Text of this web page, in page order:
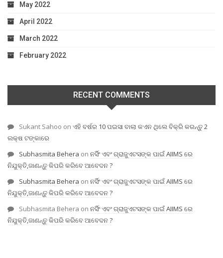
May 2022
April 2022
March 2022
February 2022
RECENT COMMENTS
Sukant Sahoo on ଏହି ବର୍ଷର 10 ପଇସା ବାଲା କଏନ ଥିଲେ ବିକ୍ରି କରନ୍ତୁ 2
ଲକ୍ଷ ଟଙ୍କାରେ
Subhasmita Behera on ନର୍ସିଂ ଏବଂ ଗ୍ରାଜୁଏଟସଙ୍କ ପାଇଁ AIIMS ରେ
ନିଯୁକ୍ତି,ଜାଣନ୍ତୁ କିପରି କରିବେ ଆବେଦନ ?
Subhasmita Behera on ନର୍ସିଂ ଏବଂ ଗ୍ରାଜୁଏଟସଙ୍କ ପାଇଁ AIIMS ରେ
ନିଯୁକ୍ତି,ଜାଣନ୍ତୁ କିପରି କରିବେ ଆବେଦନ ?
Subhasmita Behera on ନର୍ସିଂ ଏବଂ ଗ୍ରାଜୁଏଟସଙ୍କ ପାଇଁ AIIMS ରେ
ନିଯୁକ୍ତି,ଜାଣନ୍ତୁ କିପରି କରିବେ ଆବେଦନ ?